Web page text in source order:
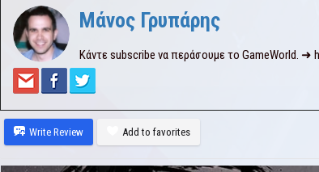
Μάνος Γρυπάρης
Κάντε subscribe να περάσουμε το GameWorld.
Write Review Add to favorites